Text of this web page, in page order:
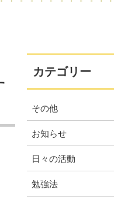
カテゴリー
その他
お知らせ
日々の活動
勉強法